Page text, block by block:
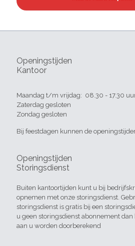
Openingstijden
Kantoor
Maandag t/m vrijdag: 08.30 - 17.30
Zaterdag gesloten
Zondag gesloten
Bij feestdagen kunnen de
Openingstijden
Storingsdienst
Buiten kantoortijden kunt u bij
opnemen met onze storingsdienst.
storingsdienst is gratis bij een
u geen storingsdienst abonnement
aan u worden doorberekend